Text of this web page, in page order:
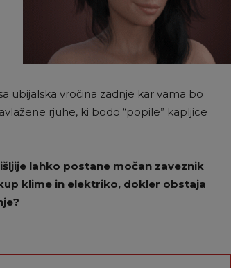
ubijalska vročina zadnje kar vama bo
rjuhe, ki bodo “popile” kapljice
lahko postane močan zaveznik
klime in elektriko, dokler obstaja